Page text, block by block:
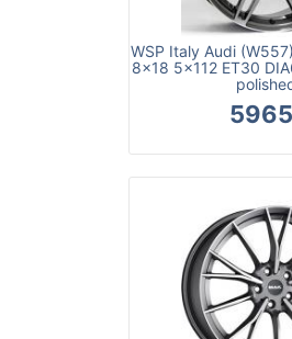
WSP Italy Audi
8x18 5x112 ET30
5965